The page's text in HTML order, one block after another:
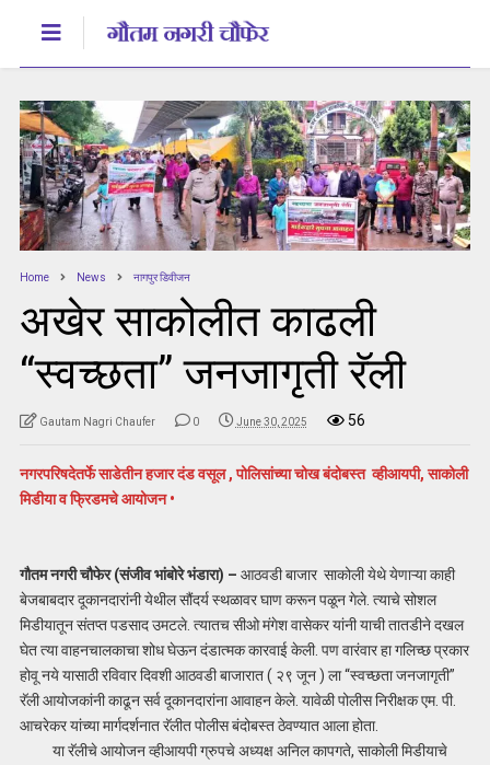
Home News नागपुर डिवीजन
अखेर साकोलीत काढली
“स्वच्छता” जनजागृती रॅली
Gautam Nagri Chaufer 0 June 30, 2025 56
नगरपरिषदेतर्फे साडेतीन हजार दंड वसूल , पोलिसांच्या चोख बंदोबस्त व्हीआयपी, साकोली
मिडीया व फ्रिडमचे आयोजन •
गौतम नगरी चौफेर (संजीव भांबोरे भंडारा) – आठवडी बाजार साकोली येथे येणाऱ्या काही
बेजबाबदार दूकानदारांनी येथील सौंदर्य स्थळावर घाण करून पळून गेले. त्याचे सोशल
मिडीयातून संतप्त पडसाद उमटले. त्यातच सीओ मंगेश वासेकर यांनी याची तातडीने दखल
घेत त्या वाहनचालकाचा शोध घेऊन दंडात्मक कारवाई केली. पण वारंवार हा गलिच्छ प्रकार
होवू नये यासाठी रविवार दिवशी आठवडी बाजारात ( २९ जून ) ला “स्वच्छता जनजागृती”
रॅली आयोजकांनी काढून सर्व दूकानदारांना आवाहन केले. यावेळी पोलीस निरीक्षक एम. पी.
आचरेकर यांच्या मार्गदर्शनात रॅलीत पोलीस बंदोबस्त ठेवण्यात आला होता.
या रॅलीचे आयोजन व्हीआयपी ग्रुपचे अध्यक्ष अनिल कापगते, साकोली मिडीयाचे